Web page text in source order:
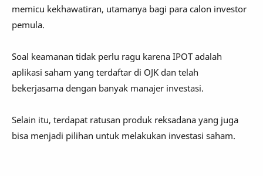
memicu kekhawatiran, utamanya bagi para calon investor
pemula.
Soal keamanan tidak perlu ragu karena IPOT adalah
aplikasi saham yang terdaftar di OJK dan telah
bekerjasama dengan banyak manajer investasi.
Selain itu, terdapat ratusan produk reksadana yang juga
bisa menjadi pilihan untuk melakukan investasi saham.